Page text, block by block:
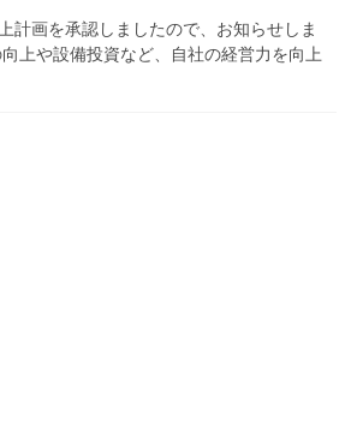
計画を承認しましたので、お知らせしま
上や設備投資など、自社の経営力を向上